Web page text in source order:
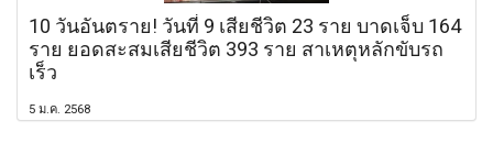
10 วันอันตราย! วันที่ 9 เสียชีวิต 23 ราย บาดเจ็บ 164
ราย ยอดสะสมเสียชีวิต 393 ราย สาเหตุหลักขับรถ
เร็ว
5 ม.ค. 2568